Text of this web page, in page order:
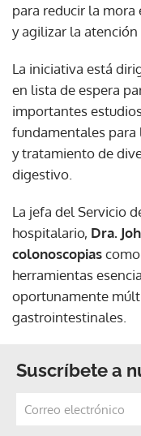
para reducir la
y agilizar la atención
La iniciativa está
en lista de espera
importantes
fundamentales para
y tratamiento de
digestivo.
La jefa del Servicio
hospitalario, Dra.
colonoscopias
herramientas
oportunamente
gastrointestinales.
Suscríbete a